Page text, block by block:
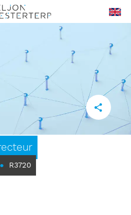
GB
● R3720